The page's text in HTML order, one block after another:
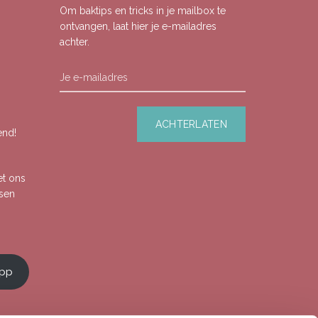
ons
Om baktips en tricks in je mailbox te
ontvangen, laat hier je e-mailadres
achter.